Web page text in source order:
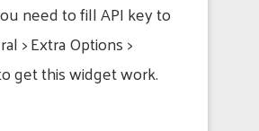
need to fill API key to
> Extra Options >
get this widget work.